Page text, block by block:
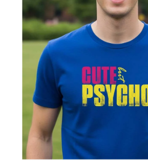
B2B
MÁM SRDCE POMÁHÁM
VÁNOCE
PROVIZNÍ SYSTÉM
Časté otázky
Doprava a platba
Obchodní podmínky